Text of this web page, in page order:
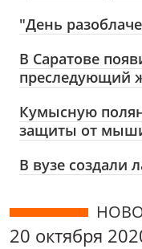
"День
В Саратове
преследующий
Кумысную
защиты от
В вузе создали
20 октября